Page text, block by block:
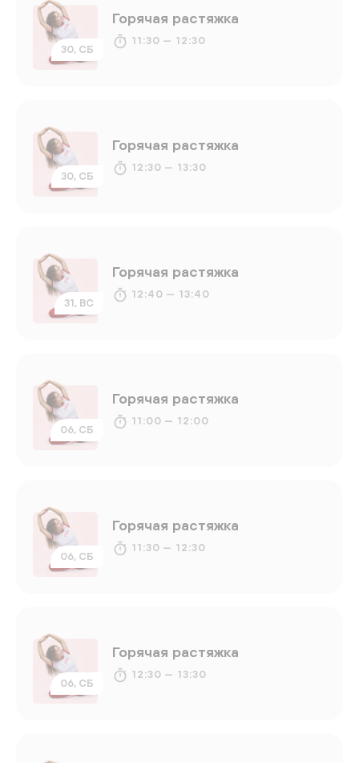
30, СБ
Горячая растяжка
11:30 — 12:30
30, СБ
Горячая растяжка
12:30 — 13:30
31, ВС
Горячая растяжка
12:40 — 13:40
06, СБ
Горячая растяжка
11:00 — 12:00
06, СБ
Горячая растяжка
11:30 — 12:30
06, СБ
Горячая растяжка
12:30 — 13:30